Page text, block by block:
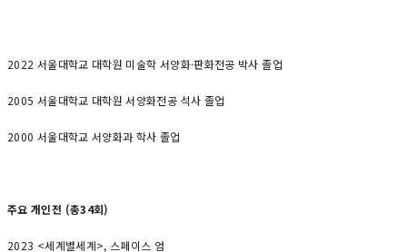
2022 서울대학교 대학원 미술학 서양화·판화전공 박사 졸업
2005 서울대학교 대학원 서양화전공 석사 졸업
2000 서울대학교 서양화과 학사 졸업
주요 개인전 (총34회)
2023 <세계별세계>, 스페이스 엄